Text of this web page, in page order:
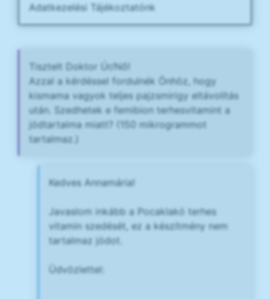
Adatkezelési Tájékoztatónk
Tisztelt Doktor Úr/Nő!
Azzal a kérdéssel fordulnék Önhöz, hogy
kismama vagyok teljes pajzsmirigy eltávolítás
után. Szedhetek e femibion terhesvitamint a
jódtartalma miatt? (150 mikrogrammot
tartalmaz.)
Kedves Annamária!
Javaslom inkább a Pocaklakó terhes
vitamin szedését, ez a készítmény nem
tartalmaz jódot.
Üdvözlettel: